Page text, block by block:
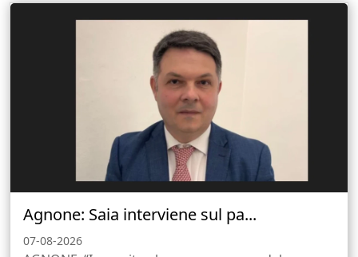
Agnone: Saia interviene sul pa...
07-08-2026